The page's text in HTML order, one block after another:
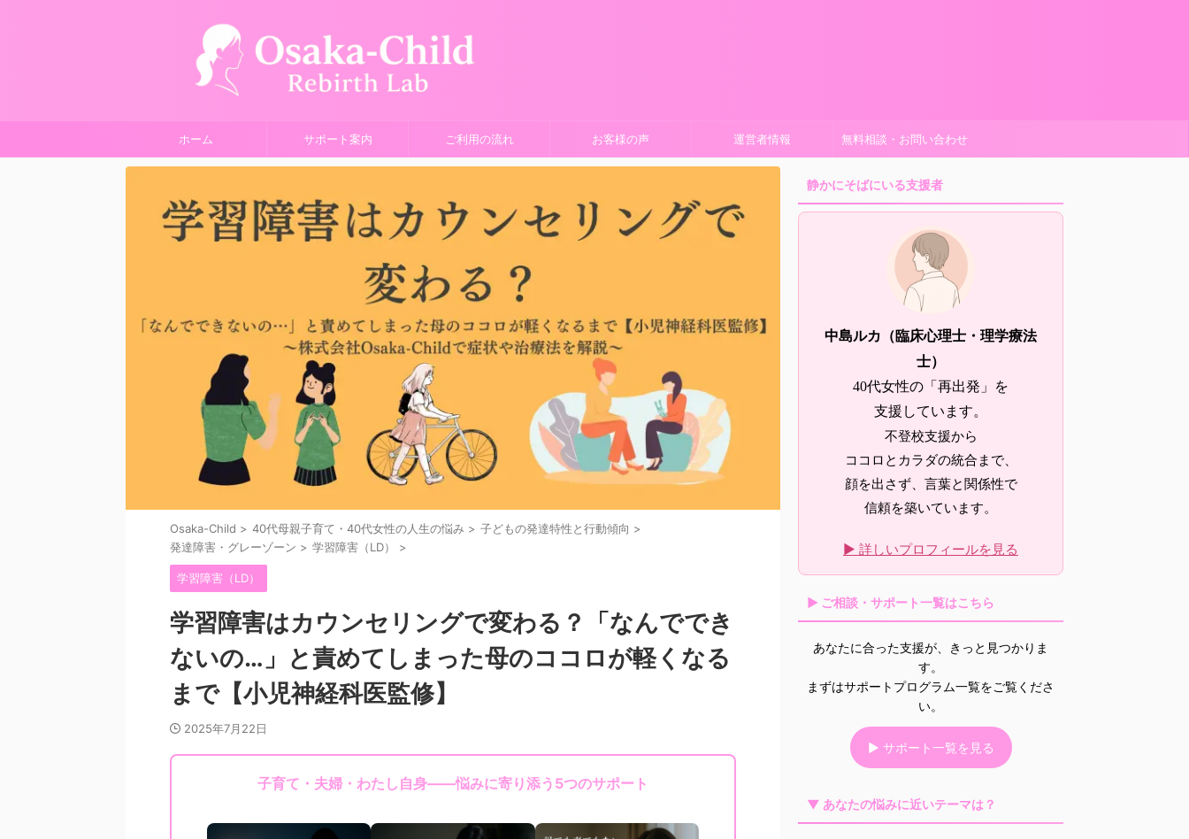
ホーム サポート案内 ご利用の流れ お客様の声 運営者情報 無料相談・お問い合わせ
Osaka-Child > 40代母親子育て・40代女性の人生の悩み > 子どもの発達特性と行動傾向 >
発達障害・グレーゾーン > 学習障害（LD） >
学習障害（LD）
学習障害はカウンセリングで変わる？「なんででき
ないの…」と責めてしまった母のココロが軽くなる
まで【小児神経科医監修】
2025年7月22日
子育て・夫婦・わたし自身——悩みに寄り添う5つのサポート
静かにそばにいる支援者
中島ルカ（臨床心理士・理学療法
士）
40代女性の「再出発」を
支援しています。
不登校支援から
ココロとカラダの統合まで、
顔を出さず、言葉と関係性で
信頼を築いています。
▶ 詳しいプロフィールを見る
▶ ご相談・サポート一覧はこちら
あなたに合った支援が、きっと見つかりま
す。
まずはサポートプログラム一覧をご覧くださ
い。
▶ サポート一覧を見る
▼ あなたの悩みに近いテーマは？